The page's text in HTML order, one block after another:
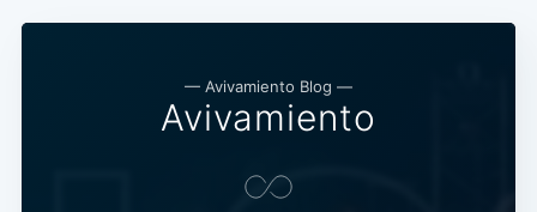
— Avivamiento Blog —
Avivamiento